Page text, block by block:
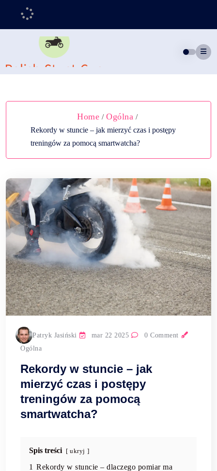
Home / Ogólna /
Rekordy w stuncie – jak mierzyć czas i postępy
treningów za pomocą smartwatcha?
Patryk Jasiński mar 22 2025
0 Comment
Ogólna
Rekordy w stuncie – jak
mierzyć czas i postępy
treningów za pomocą
smartwatcha?
Spis treści ukryj
1 Rekordy w stuncie – dlaczego pomiar ma